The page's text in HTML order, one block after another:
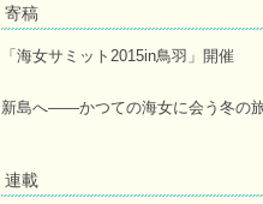
寄稿
「海女サミット2015in鳥羽」開催
新島へ――かつての海女に会う冬の
連載